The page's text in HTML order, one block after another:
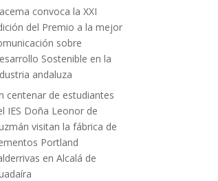
convoca la XXI
del Premio a la mejor
sobre
Sostenible en la
andaluza
centenar de estudiantes
IES Doña Leonor de
visitan la fábrica de
Portland
en Alcalá de